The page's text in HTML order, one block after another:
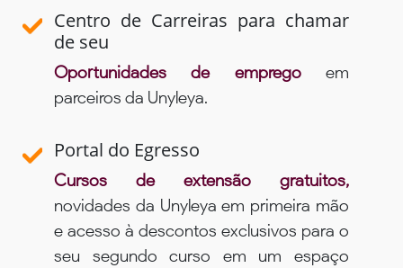
Centro de Carreiras para chamar
de seu
Oportunidades de empregoem
parceiros da Unyleya.
Portal do Egresso
Cursos de extensão gratuitos,
novidades da Unyleya em primeira mão
e acesso à descontos exclusivos para o
seu segundo curso em um espaço